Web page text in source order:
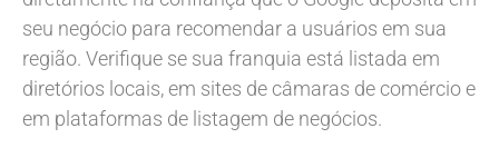
seu negócio para recomendar a usuários em sua
região. Verifique se sua franquia está listada em
diretórios locais, em sites de câmaras de comércio e
em plataformas de listagem de negócios.